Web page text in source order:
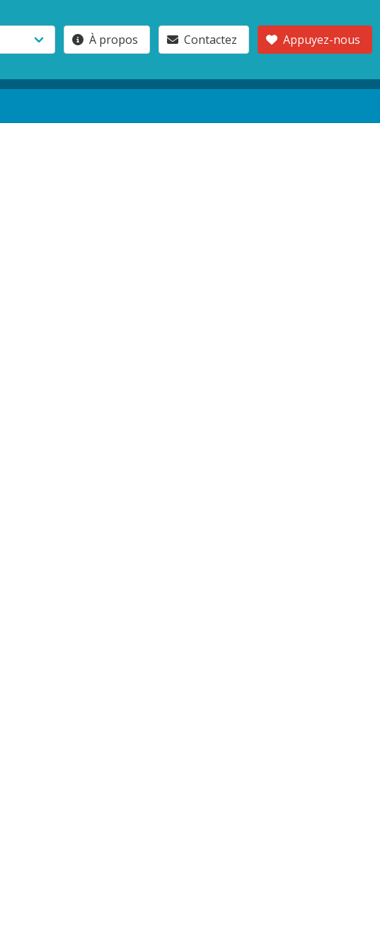
À propos Contactez Appuyez-nous